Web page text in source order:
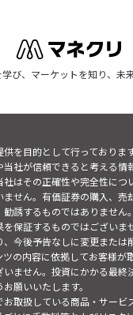
学び、マーケットを知り、未
を目的として行っております
社が信頼できると考える情
はその正確性や完全性につ
せん。有価証券の購入、売
誘するものではありません
保証するものではございま
今後予告なしに変更または
ツの内容に依拠してお客様が
ません。投資にかかる最終
願いいたします。
取扱している商品・サービ